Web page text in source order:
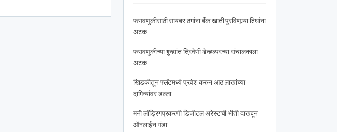
फसवणुकीसाठी सायबर ठगांना बँक खाती पुरविणार्‍या तिघांना
अटक
फसवणुकीच्या गुन्ह्यांत त्रिवेणी डेव्हल्परच्या संचालकाला
अटक
खिडकीतून फ्लॅटमध्ये प्रवेश करुन आठ लाखांच्या
दागिन्यांवर डल्ला
मनी लॉड्रिगप्रकरणी डिजीटल अरेस्टची भीती दाखवून
ऑनलाईन गंडा